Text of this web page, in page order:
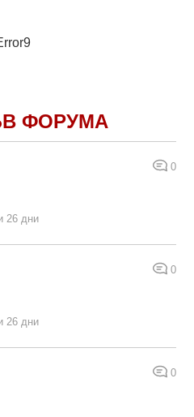
ФОРУМА
0
26 дни
0
26 дни
0